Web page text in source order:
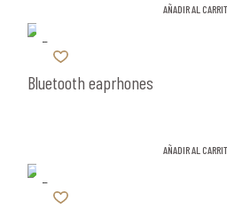
AÑADIR AL
Bluetooth eaprhones
AÑADIR AL